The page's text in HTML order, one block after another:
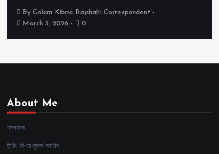
By Golam Kibria Rajshahi Correspondent
March 3, 2026
0
About Me
সম্পাদক:
ইন্জি. বিএম নুরুল আমিন